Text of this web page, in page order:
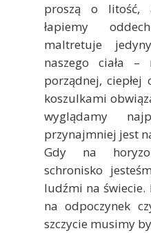
proszą o
łapiemy
maltretuje
naszego ciała –
porządnej, ciepłej
koszulkami
wyglądamy
przynajmniej jest
Gdy na
schronisko
ludźmi na świecie.
na odpoczynek
szczycie musimy